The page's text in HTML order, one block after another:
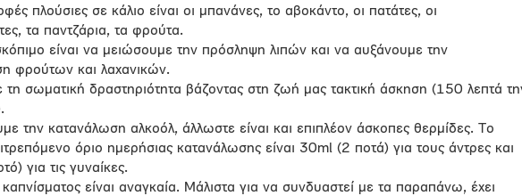
πλούσιες σε κάλιο είναι οι μπανάνες, το αβοκάντο, οι πατάτες, οι
τα παντζάρια, τα φρούτα.
είναι να μειώσουμε την πρόσληψη λιπών και να αυξάνουμε την
φρούτων και λαχανικών.
τη σωματική δραστηριότητα βάζοντας στη ζωή μας τακτική άσκηση (150 λεπτά
την κατανάλωση αλκοόλ, άλλωστε είναι και επιπλέον άσκοπες θερμίδες. Το
όριο ημερήσιας κατανάλωσης είναι 30ml (2 ποτά) για τους άντρες και
για τις γυναίκες.
είναι αναγκαία. Μάλιστα για να συνδυαστεί με τα παραπάνω, έχει